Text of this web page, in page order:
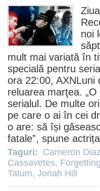
noi
mult mai variată în
specială pentru
ora 22:00, AXNLuni
reluarea marţea.
serialul. De multe
pe care o ai în cei
o are: să își
fatale”, spune
Taguri: Cameron Diaz
Cassavetes,
Tatum, Jonah Hill